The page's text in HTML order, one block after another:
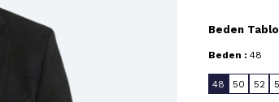
Beden
Beden : 48
48 50 52